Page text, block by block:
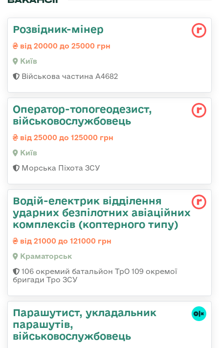
Розвідник-мінер
від 20000 до 25000 грн
Київ
Військова частина А4682
Оператор-топогеодезист,
військовослужбовець
від 25000 до 125000 грн
Київ
Морська Піхота ЗСУ
Водій-електрик відділення
ударних безпілотних авіаційних
комплексів (коптерного типу)
від 21000 до 121000 грн
Краматорськ
106 окремий батальйон ТрО 109 окремої
бригади Тро ЗСУ
Парашутист, укладальник
парашутів,
військовослужбовець